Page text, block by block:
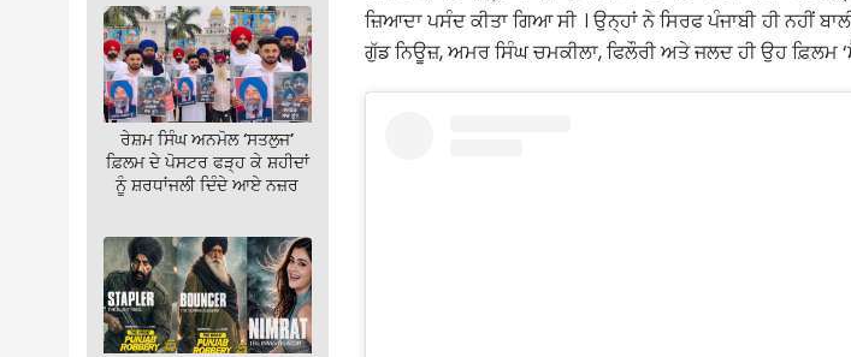
ਰੇਸ਼ਮ ਸਿੰਘ ਅਨਮੋਲ ‘ਸਤਲੁਜ’
ਫ਼ਿਲਮ ਦੇ ਪੋਸਟਰ ਫੜ੍ਹ ਕੇ ਸ਼ਹੀਦਾਂ
ਨੂੰ ਸ਼ਰਧਾਂਜਲੀ ਦਿੰਦੇ ਆਏ ਨਜ਼ਰ
ਜ਼ਿਆਦਾ ਪਸੰਦ ਕੀਤਾ ਗਿਆ ਸੀ । ਉਨ੍ਹਾਂ ਨੇ ਸਿਰਫ ਪੰਜਾਬੀ ਹੀ ਨਹੀਂ
ਗੁੱਡ ਨਿਊਜ਼, ਅਮਰ ਸਿੰਘ ਚਮਕੀਲਾ, ਫਿਲੌਰੀ ਅਤੇ ਜਲਦ ਹੀ ਉਹ ਫ਼ਿਲਮ